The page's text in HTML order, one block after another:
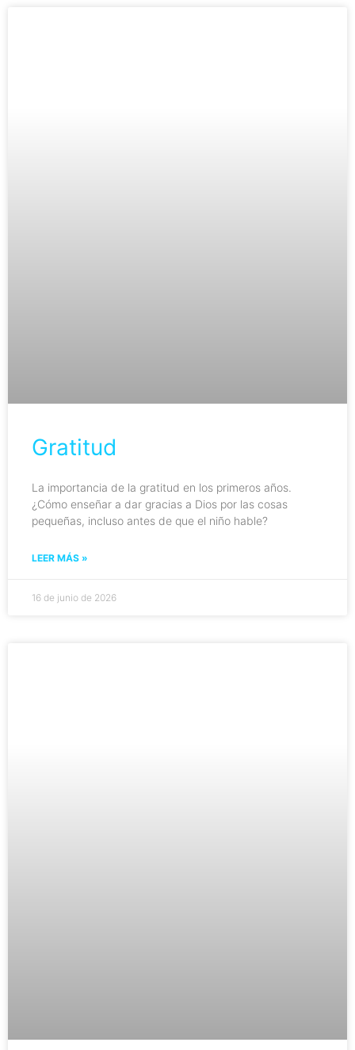
Gratitud
La importancia de la gratitud en los primeros años.
¿Cómo enseñar a dar gracias a Dios por las cosas
pequeñas, incluso antes de que el niño hable?
LEER MÁS »
16 de junio de 2026